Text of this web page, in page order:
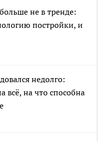
не в тренде:
постройки, и
недолго:
всё, на что способна